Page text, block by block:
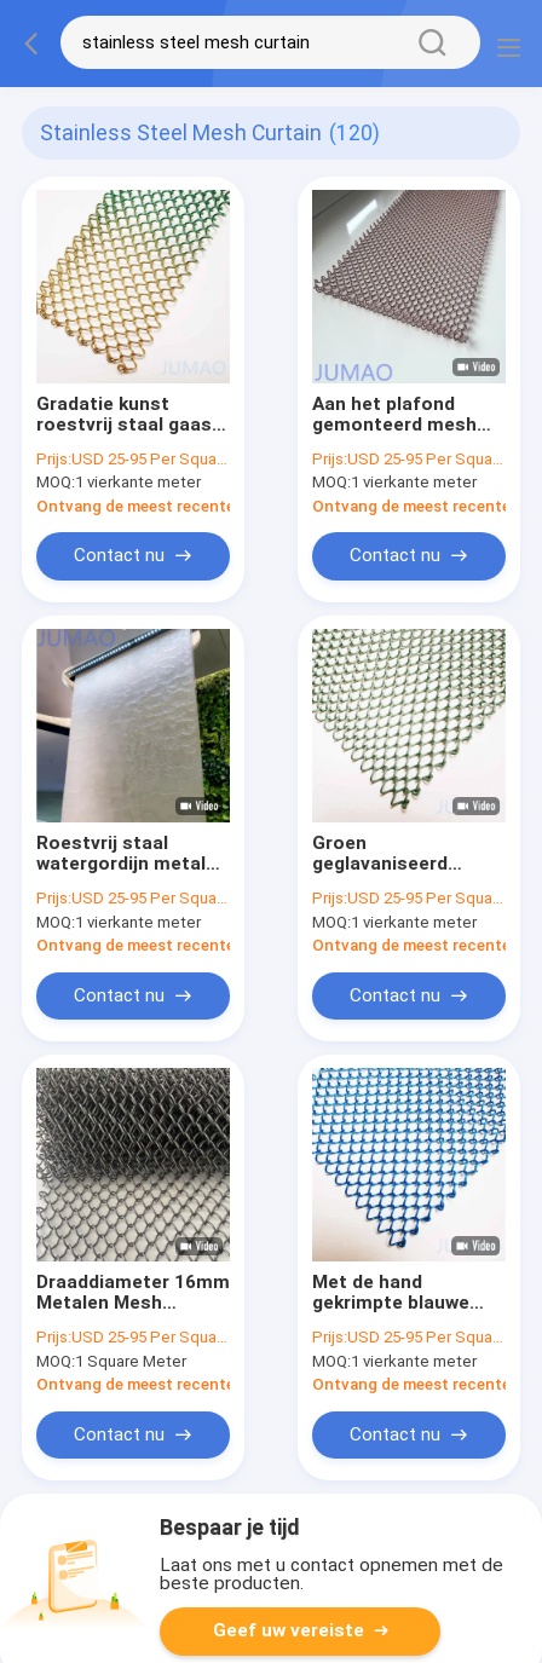
Stainless Steel Mesh Curtain (120)
Gradatie kunst
roestvrij staal gaas
draperies voor open
haard
Prijs:USD 25-95 Per Square Meter
MOQ:1 vierkante meter
Ontvang de meest recente Prijs
Contact nu
Aan het plafond
gemonteerd mesh
staal, ideaal voor
achtergronden en
commerciële
omgevingen
Prijs:USD 25-95 Per Square Meter
MOQ:1 vierkante meter
Ontvang de meest recente
Contact nu
Roestvrij staal
watergordijn metalen
en bruiloft
podiumachtergrond
Prijs:USD 25-95 Per Square Meter
MOQ:1 vierkante meter
Ontvang de meest recente Prijs
Contact nu
Groen
geglavaniseerd
metalen gaas
gordijnen coil
draperies
Prijs:USD 25-95 Per Square Meter
MOQ:1 vierkante meter
Ontvang de meest recente
Contact nu
Draaddiameter 16mm
Metalen Mesh
roestvrij staal
Perfect voor de
veiligheid van de
oplossingen
Prijs:USD 25-95 Per Square Meter
MOQ:1 Square Meter
Ontvang de meest recente Prijs
Contact nu
Met de hand
gekrimpte blauwe
gordijnen voor bouw
en gebouwen
Prijs:USD 25-95 Per Square Meter
MOQ:1 vierkante meter
Ontvang de meest recente
Contact nu
Bespaar je tijd
Laat ons met u contact opnemen met de
beste producten.
Geef uw vereiste